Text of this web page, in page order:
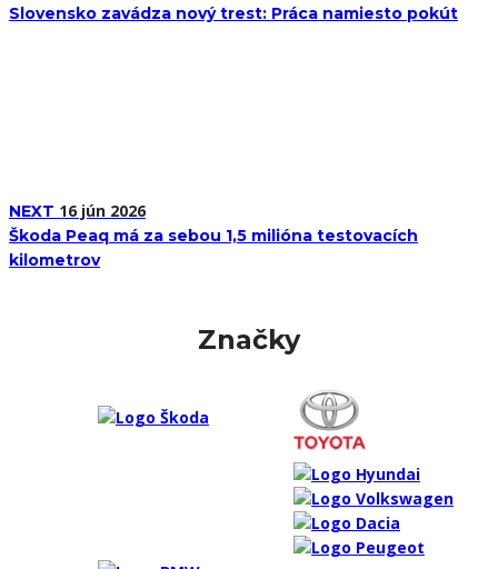
Slovensko zavádza nový trest: Práca namiesto pokút
NEXT 16 jún 2026
Škoda Peaq má za sebou 1,5 milióna testovacích
kilometrov
Značky